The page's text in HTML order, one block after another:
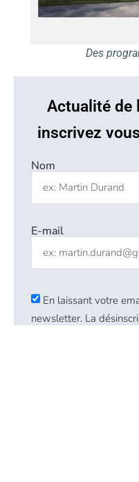
Des
Actualité de
inscrivez
Nom
E-mail
En laissant votre
newsletter. La